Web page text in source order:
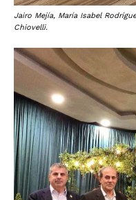
Jairo Mejía, María Isabel
Chiovelli.